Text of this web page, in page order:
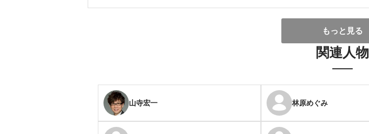
もっと見る
関連人物
山寺宏一 林原めぐみ